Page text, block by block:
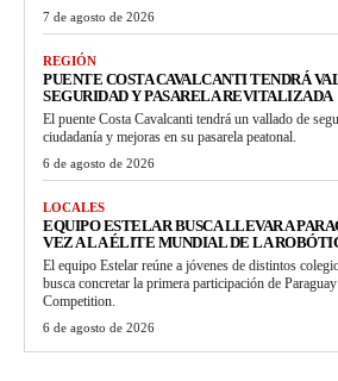
7 de agosto de 2026
REGIÓN
PUENTE COSTA CAVALCANTI TENDRÁ
SEGURIDAD Y PASARELA REVITALIZADA
El puente Costa Cavalcanti tendrá un vallado de
ciudadanía y mejoras en su pasarela peatonal.
6 de agosto de 2026
LOCALES
EQUIPO ESTELAR BUSCA LLEVAR A
VEZ A LA ÉLITE MUNDIAL DE LA
El equipo Estelar reúne a jóvenes de distintos
busca concretar la primera participación de
Competition.
6 de agosto de 2026